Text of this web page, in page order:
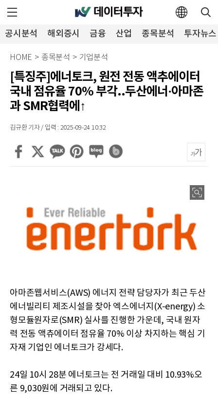
공시분석 해외증시 금융 산업 종목분석 투자뉴스
HOME > 종목분석 > 기업분석
[특징주]에너토크, 원전 전동 액추에이터
국내 점유율 70% 부각..두산에너·아마존
과 SMR협력에↑
김규환 기자 / 입력 : 2025-09-24 10:32
아마존웹서비스(AWS) 에너지 전략 담당자가 최근 두산
에너빌리티 제조시설을 찾아 엑스에너지(X-energy) 소
형모듈원자로(SMR) 실사를 진행한 가운데, 국내 원자
력 전동 액츄에이터 점유율 70% 이상 차지하는 핵심 기
자재 기업인 에너토크가 강세다.
24일 10시 28분 에너토크는 전 거래일 대비 10.93%오
른 9,030원에 거래되고 있다.